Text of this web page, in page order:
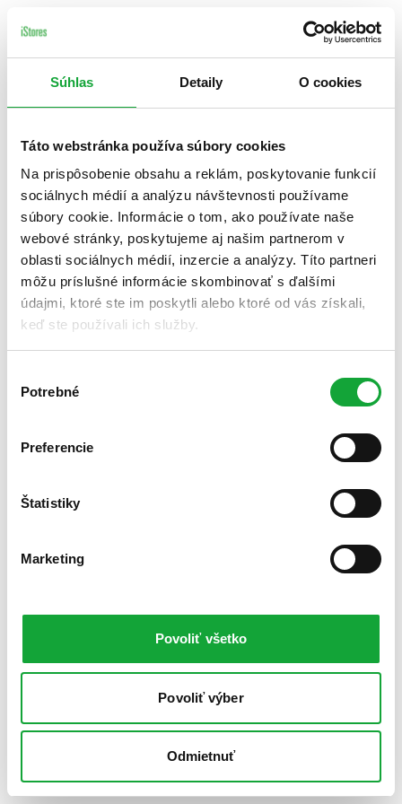
Súhlas Detaily O cookies
Táto webstránka používa súbory cookies
Na prispôsobenie obsahu a reklám, poskytovanie funkcií
sociálnych médií a analýzu návštevnosti používame
súbory cookie. Informácie o tom, ako používate naše
webové stránky, poskytujeme aj našim partnerom v
oblasti sociálnych médií, inzercie a analýzy. Títo partneri
môžu príslušné informácie skombinovať s ďalšími
údajmi, ktoré ste im poskytli alebo ktoré od vás získali,
keď ste používali ich služby.
súhlasu
Potrebné
Preferencie
Štatistiky
Marketing
Povoliť všetko
Povoliť výber
Odmietnuť